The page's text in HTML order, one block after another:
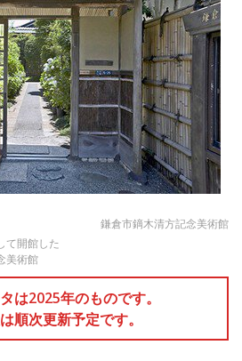
鎌倉市鏑木清方記念美術館
て開館した
美術館
は2025年のものです。
順次更新予定です。